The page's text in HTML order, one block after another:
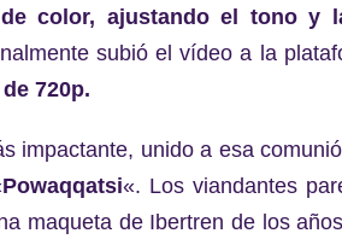
color, ajustando el tono y
subió el vídeo a la
720p.
impactante, unido a esa
Powaqqatsi«. Los viandantes
maqueta de Ibertren de los